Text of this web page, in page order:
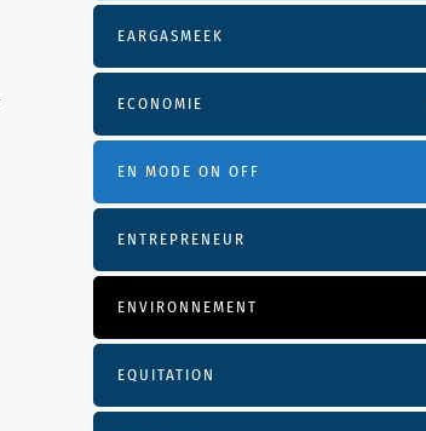
EARGASMEEK
ECONOMIE
EN MODE ON OFF
ENTREPRENEUR
ENVIRONNEMENT
EQUITATION